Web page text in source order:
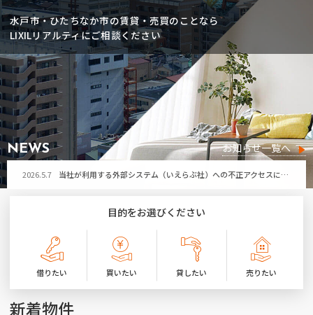
お近くの店舗を探す
お問い合わせ
お気に入り物件
水戸市・ひたちなか市の賃貸・売買のことなら
LIXILリアルティにご相談ください
NEWS お知らせ一覧へ
2026.5.7 当社が利用する外部システム（いえらぶ社）への不正アクセスによる個人情報流出の可能性について
2026.7.29 令和8年熊本地震により被害に遭われた皆さまへ
2026.7.21 第32回ひたちなか祭り開催に伴う「勝田営業所」臨時休業のお知らせ
2026.7.17 夏季休暇のお知らせ
2026.5.7 当社が利用する外部システム（いえらぶ社）への不正アクセスによる個人情報流出の可能性について
第32回ひたちなか祭り開催に伴う「勝田営業所」臨時休業のお知らせ
2026.7.17 夏季休暇のお知らせ
2026.5.7 当社が利用する外部システム（いえらぶ社）への不正アクセスによる個人情報流出の可能性について
目的をお選びください
借りたい 買いたい 貸したい 売りたい
新着物件